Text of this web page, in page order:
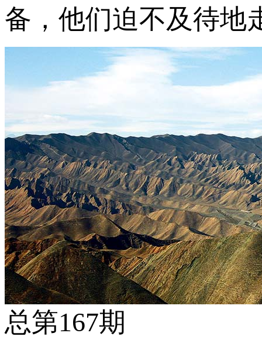
备，他们迫不及待地
总第167期